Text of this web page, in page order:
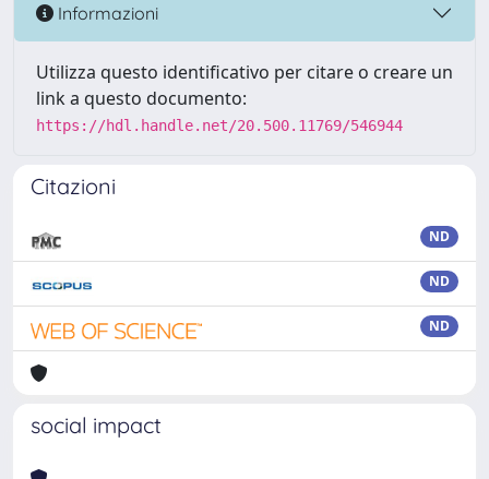
Informazioni
Utilizza questo identificativo per citare o creare un
link a questo documento:
https://hdl.handle.net/20.500.11769/546944
Citazioni
ND
ND
ND
social impact